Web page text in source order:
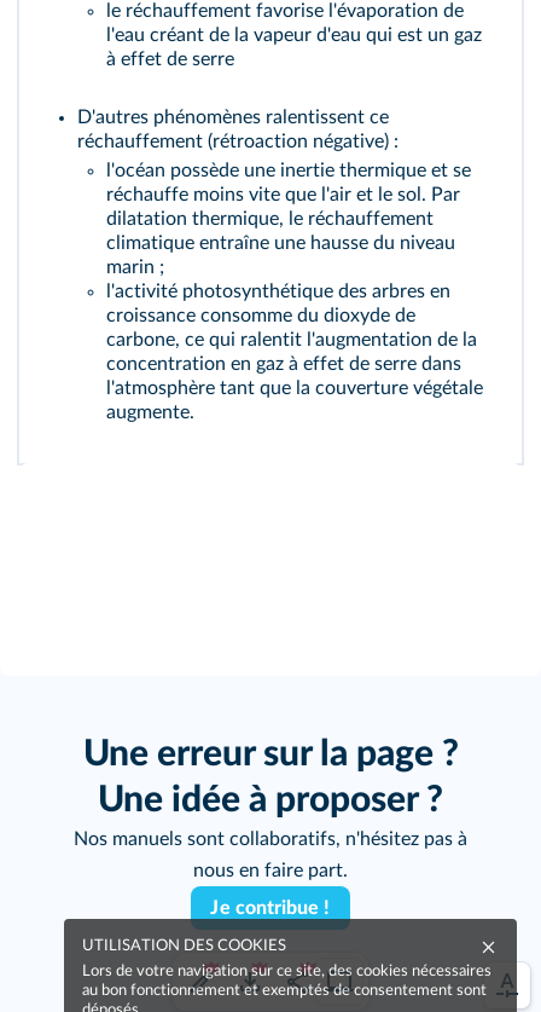
le réchauffement favorise l'évaporation de
l'eau créant de la vapeur d'eau qui est un gaz
à effet de serre
D'autres phénomènes ralentissent ce
réchauffement (rétroaction négative) :
l'océan possède une inertie thermique et se
réchauffe moins vite que l'air et le sol. Par
dilatation thermique, le réchauffement
climatique entraîne une hausse du niveau
marin ;
l'activité photosynthétique des arbres en
croissance consomme du dioxyde de
carbone, ce qui ralentit l'augmentation de la
concentration en gaz à effet de serre dans
l'atmosphère tant que la couverture végétale
augmente.
Une erreur sur la page ?
Une idée à proposer ?
Nos manuels sont collaboratifs, n'hésitez pas à
nous en faire part.
Je contribue !
UTILISATION DES COOKIES
Lors de votre navigation sur ce site, des cookies nécessaires
au bon fonctionnement et exemptés de consentement sont